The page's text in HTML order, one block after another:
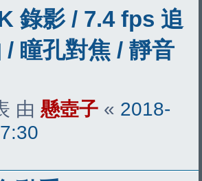
錄影 / 7.4 fps 追
/ 瞳孔對焦 / 靜音
由 懸壺子 « 2018-